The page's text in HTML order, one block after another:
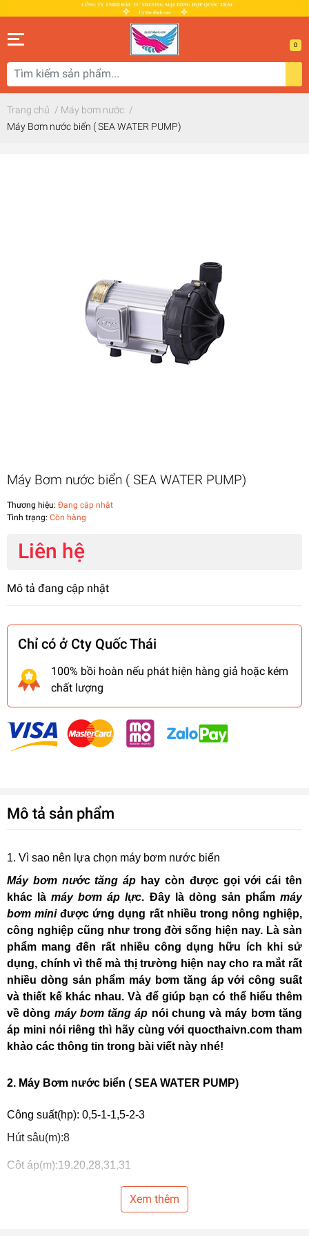
0
Trang chủ / Máy bơm nước /
Máy Bơm nước biển ( SEA WATER PUMP)
Máy Bơm nước biển ( SEA WATER PUMP)
Thương hiệu: Đang cập nhật
Tình trạng: Còn hàng
Liên hệ
Mô tả đang cập nhật
Chỉ có ở Cty Quốc Thái
100% bồi hoàn nếu phát hiện hàng giả hoặc kém
chất lượng
Mô tả sản phẩm
1. Vì sao nên lựa chọn máy bơm nước biển
Máy bơm nước tăng áp hay còn được gọi với cái tên
khác làmáy bơm áp lực. Đây là dòng sản phẩmmáy
bơm miniđược ứng dụng rất nhiều trong nông nghiệp,
công nghiệp cũng như trong đời sống hiện nay. Là sản
phẩm mang đến rất nhiều công dụng hữu ích khi sử
dụng, chính vì thế mà thị trường hiện nay cho ra mắt rất
nhiều dòng sản phẩm máy bơm tăng áp với công suất
và thiết kế khác nhau. Và để giúp bạn có thể hiểu thêm
về dòng máy bơm tăng áp nói chung và máy bơm tăng
áp mini nói riêng thì hãy cùng vớiquocthaivn.com tham
khảo các thông tin trong bài viết này nhé!
2. Máy Bơm nước biển ( SEA WATER PUMP)
Công suất(hp): 0,5-1-1,5-2-3
Hút sâu(m):8
Cột áp(m):19,20,28,31,31
Lưu lượng(m3/h):11,16,25,29,31
Xem thêm